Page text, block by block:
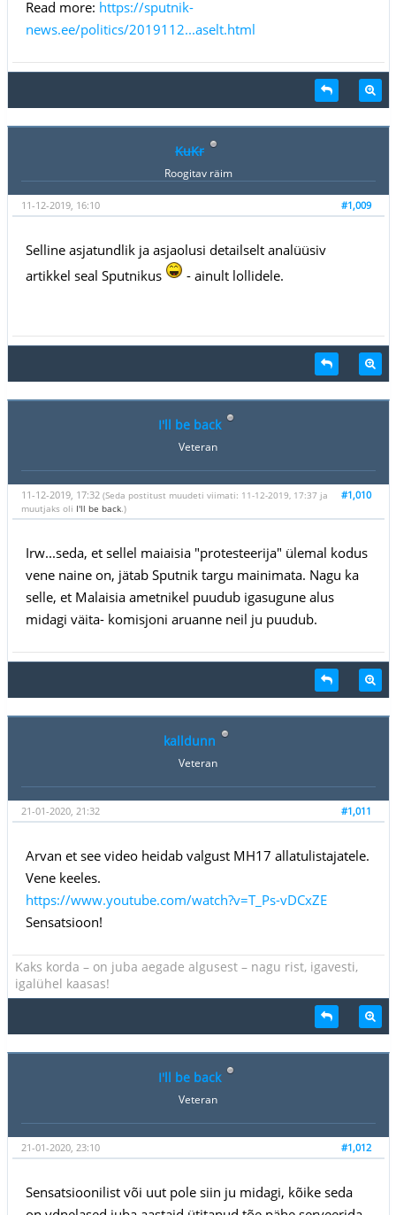
Read more: https://sputnik-
news.ee/politics/2019112...aselt.html
KuKr
Roogitav räim
#1,009
11-12-2019, 16:10
Selline asjatundlik ja asjaolusi detailselt analüüsiv
artikkel seal Sputnikus
- ainult lollidele.
I'll be back
Veteran
#1,010
11-12-2019, 17:32 (Seda postitust muudeti viimati: 11-12-2019, 17:37 ja
muutjaks oli I'll be back.)
Irw...seda, et sellel maiaisia "protesteerija" ülemal kodus
vene naine on, jätab Sputnik targu mainimata. Nagu ka
selle, et Malaisia ametnikel puudub igasugune alus
midagi väita- komisjoni aruanne neil ju puudub.
kalldunn
Veteran
#1,011
21-01-2020, 21:32
Arvan et see video heidab valgust MH17 allatulistajatele.
Vene keeles.
https://www.youtube.com/watch?v=T_Ps-vDCxZE
Sensatsioon!
Kaks korda – on juba aegade algusest – nagu rist, igavesti,
igalühel kaasas!
I'll be back
Veteran
#1,012
21-01-2020, 23:10
Sensatsioonilist või uut pole siin ju midagi, kõike seda